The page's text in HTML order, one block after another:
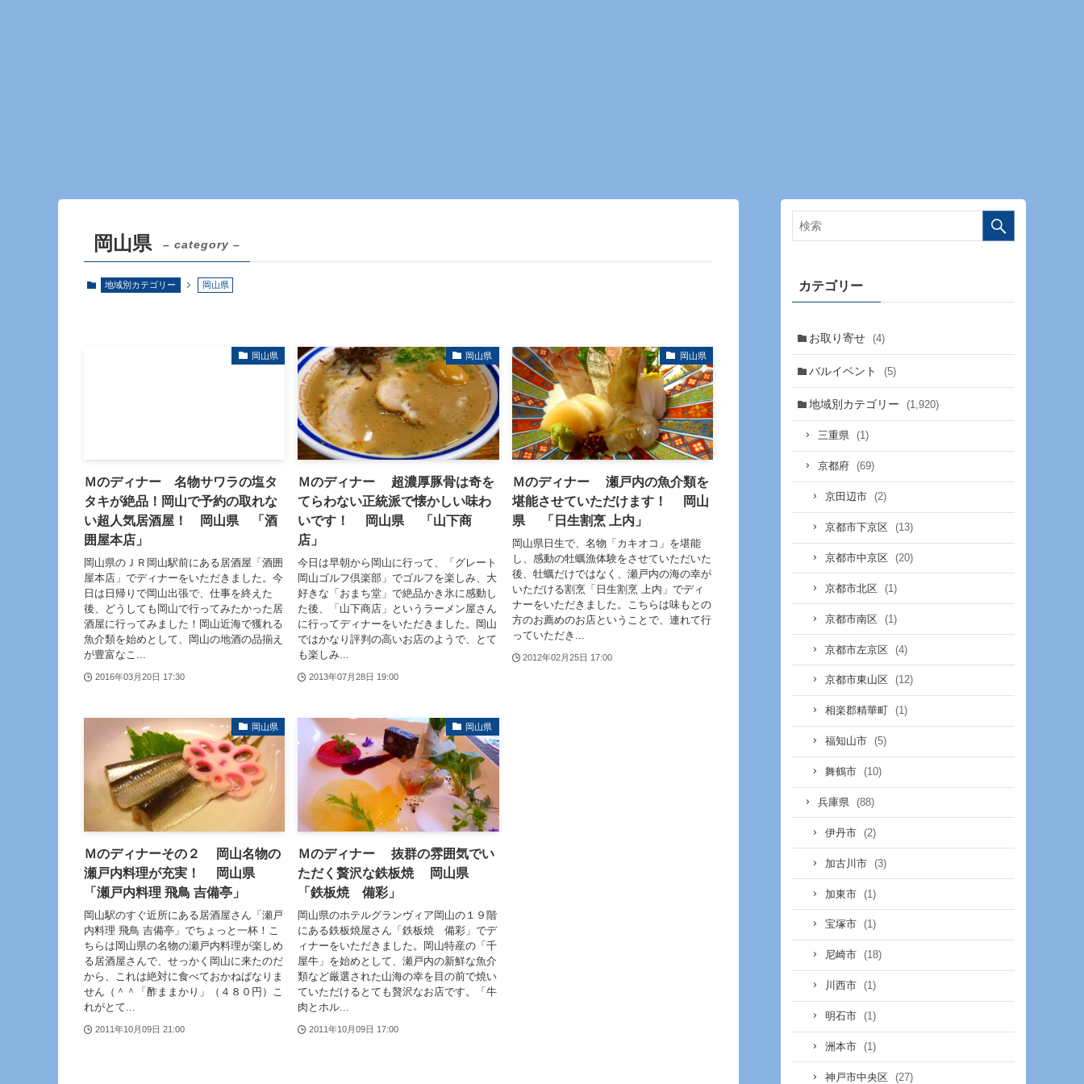
岡山県 – category –
地域別カテゴリー 岡山県
岡山県
Ｍのディナー 名物サワラの塩タ
タキが絶品！岡山で予約の取れな
い超人気居酒屋！ 岡山県 「酒
囲屋本店」
岡山県のＪＲ岡山駅前にある居酒屋「酒囲
屋本店」でディナーをいただきました。今
日は日帰りで岡山出張で、仕事を終えた
後、どうしても岡山で行ってみたかった居
酒屋に行ってみました！岡山近海で獲れる
魚介類を始めとして、岡山の地酒の品揃え
が豊富なこ...
2016年03月20日 17:30
岡山県
Ｍのディナー 超濃厚豚骨は奇を
てらわない正統派で懐かしい味わ
いです！ 岡山県 「山下商
店」
今日は早朝から岡山に行って、「グレート
岡山ゴルフ倶楽部」でゴルフを楽しみ、大
好きな「おまち堂」で絶品かき氷に感動し
た後、「山下商店」というラーメン屋さん
に行ってディナーをいただきました。岡山
ではかなり評判の高いお店のようで、とて
も楽しみ...
2013年07月28日 19:00
岡山県
Ｍのディナー 瀬戸内の魚介類を
堪能させていただけます！ 岡山
県 「日生割烹 上内」
岡山県日生で、名物「カキオコ」を堪能
し、感動の牡蠣漁体験をさせていただいた
後、牡蠣だけではなく、瀬戸内の海の幸が
いただける割烹「日生割烹 上内」でディ
ナーをいただきました。こちらは味もとの
方のお薦めのお店ということで、連れて行
っていただき...
2012年02月25日 17:00
岡山県
Ｍのディナーその２ 岡山名物の
瀬戸内料理が充実！ 岡山県
「瀬戸内料理 飛鳥 吉備亭」
岡山駅のすぐ近所にある居酒屋さん「瀬戸
内料理 飛鳥 吉備亭」でちょっと一杯！こ
ちらは岡山県の名物の瀬戸内料理が楽しめ
る居酒屋さんで、せっかく岡山に来たのだ
から、これは絶対に食べておかねばなりま
せん（＾＾「酢ままかり」（４８０円）こ
れがとて...
2011年10月09日 21:00
岡山県
Ｍのディナー 抜群の雰囲気でい
ただく贅沢な鉄板焼 岡山県
「鉄板焼 備彩」
岡山県のホテルグランヴィア岡山の１９階
にある鉄板焼屋さん「鉄板焼 備彩」でデ
ィナーをいただきました。岡山特産の「千
屋牛」を始めとして、瀬戸内の新鮮な魚介
類など厳選された山海の幸を目の前で焼い
ていただけるとても贅沢なお店です。「牛
肉とホル...
2011年10月09日 17:00
カテゴリー
お取り寄せ (4)
バルイベント (5)
地域別カテゴリー (1,920)
三重県 (1)
京都府 (69)
京田辺市 (2)
京都市下京区 (13)
京都市中京区 (20)
京都市北区 (1)
京都市南区 (1)
京都市左京区 (4)
京都市東山区 (12)
相楽郡精華町 (1)
福知山市 (5)
舞鶴市 (10)
兵庫県 (88)
伊丹市 (2)
加古川市 (3)
加東市 (1)
宝塚市 (1)
尼崎市 (18)
川西市 (1)
明石市 (1)
洲本市 (1)
神戸市中央区 (27)